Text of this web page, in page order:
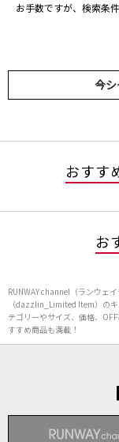
お手数ですが、検索条
今
おすす
お
RUNWAY channel（ランウェ
（dazzlin_Limited Item）の
テゴリーやサイズ、価格、
すすめ商品も満載！